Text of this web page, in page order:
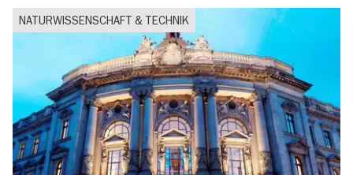
NATURWISSENSCHAFT & TECHNIK